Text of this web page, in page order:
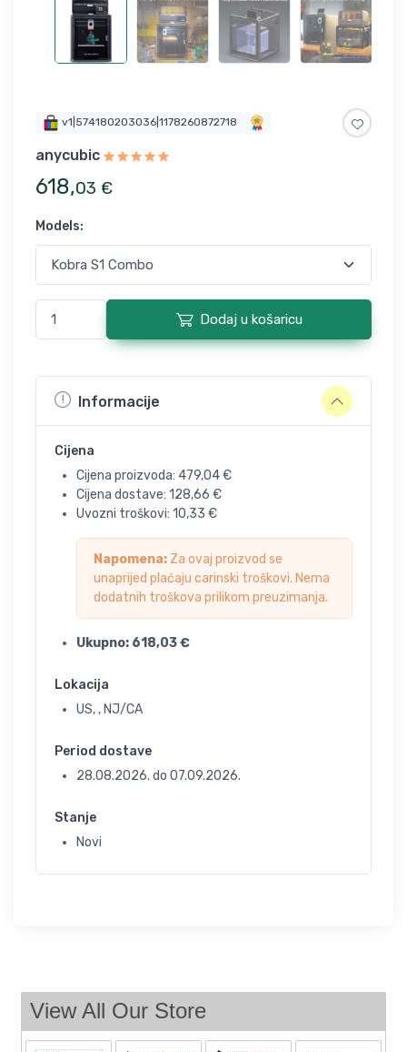
v1|574180203036|1178260872718
anycubic
618,03 €
Models:
Dodaj u košaricu
Informacije
Cijena
Cijena proizvoda: 479,04€
Cijena dostave: 128,66 €
Uvozni troškovi: 10,33 €
Napomena: Za ovaj proizvod se
unaprijed plaćaju carinski troškovi. Nema
dodatnih troškova prilikom preuzimanja.
Ukupno: 618,03€
Lokacija
US, , NJ/CA
Period dostave
28.08.2026. do 07.09.2026.
Stanje
Novi